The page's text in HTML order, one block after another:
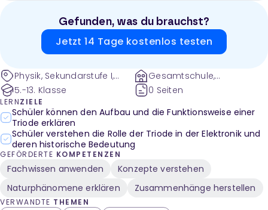
Gefunden, was du brauchst?
Jetzt 14 Tage kostenlos testen
Physik, Sekundarstufe I,
Sekundarstufe II,
Elektromagnetismus,
Elektrische Bauelemente,
Materialien, Dioden,
Halbleiter, Polung,
Halbleiter, Röhrendiode,
Glaskörper, Gitter, positive
Spannung, Elektronen,
Kathode, Anode, Heizdraht,
Anodenstrom, Kennlinie
5.-13. Klasse
Gesamtschule,
Gymnasium und weitere
0 Seiten
LERNZIELE
Schüler können den Aufbau und die Funktionsweise einer
Triode erklären
Schüler verstehen die Rolle der Triode in der Elektronik und
deren historische Bedeutung
GEFÖRDERTE KOMPETENZEN
Fachwissen anwenden
Konzepte verstehen
Naturphänomene erklären
Zusammenhänge herstellen
VERWANDTE THEMEN